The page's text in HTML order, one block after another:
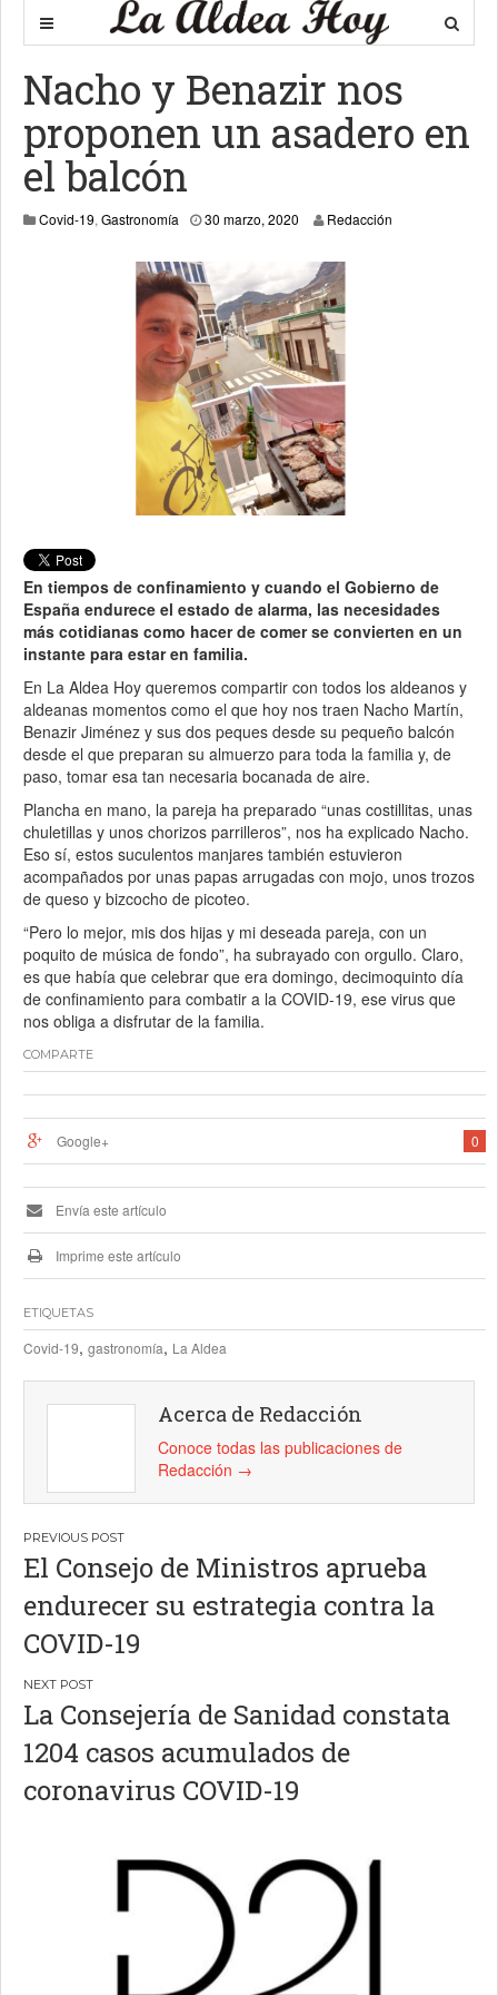
Nacho y Benazir nos
proponen un asadero en
el balcón
Covid-19, Gastronomía 30 marzo, 2020 30 marzo, 2020
Redacción
En tiempos de confinamiento y cuando el Gobierno de
España endurece el estado de alarma, las necesidades
más cotidianas como hacer de comer se convierten en un
instante para estar en familia.
En La Aldea Hoy queremos compartir con todos los aldeanos y
aldeanas momentos como el que hoy nos traen Nacho Martín,
Benazir Jiménez y sus dos peques desde su pequeño balcón
desde el que preparan su almuerzo para toda la familia y, de
paso, tomar esa tan necesaria bocanada de aire.
Plancha en mano, la pareja ha preparado “unas costillitas, unas
chuletillas y unos chorizos parrilleros”, nos ha explicado Nacho.
Eso sí, estos suculentos manjares también estuvieron
acompañados por unas papas arrugadas con mojo, unos trozos
de queso y bizcocho de picoteo.
“Pero lo mejor, mis dos hijas y mi deseada pareja, con un
poquito de música de fondo”, ha subrayado con orgullo. Claro,
es que había que celebrar que era domingo, decimoquinto día
de confinamiento para combatir a la COVID-19, ese virus que
nos obliga a disfrutar de la familia.
COMPARTE
0
Google+
Envía este artículo
Imprime este artículo
ETIQUETAS
Covid-19, gastronomía, La Aldea
Acerca de Redacción
Conoce todas las publicaciones de
Redacción →
Navegación
de
entradas
El Consejo de Ministros aprueba
endurecer su estrategia contra la
COVID-19
La Consejería de Sanidad constata
1204 casos acumulados de
coronavirus COVID-19